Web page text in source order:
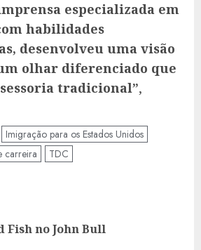
especializada em
habilidades
desenvolveu uma visão
olhar diferenciado que
tradicional”,
Imigração para os Estados Unidos
carreira
TDC
Fish no John Bull